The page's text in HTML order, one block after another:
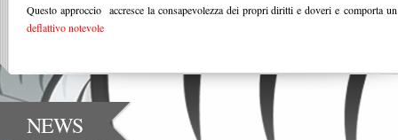
Questo approccio accresce la consapevolezza dei propri diritti e doveri e comporta
deflattivo notevole
NEWS